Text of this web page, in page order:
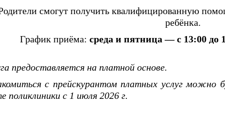
смогут получить квалифицированную
ребёнка.
График приёма:среда и пятница — с 13:00 до
предоставляется на платной основе.
с прейскурантом платных услуг можно
поликлиники с 1 июля 2026 г.